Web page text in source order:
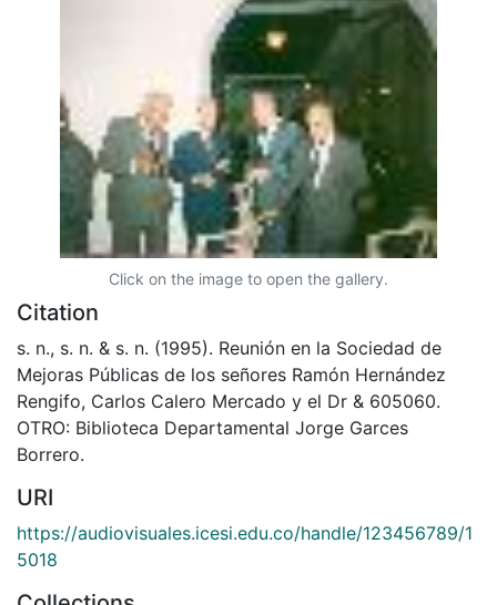
Click on the image to open the gallery.
Citation
s. n., s. n. & s. n. (1995). Reunión en la Sociedad de
Mejoras Públicas de los señores Ramón Hernández
Rengifo, Carlos Calero Mercado y el Dr & 605060.
OTRO: Biblioteca Departamental Jorge Garces
Borrero.
URI
https://audiovisuales.icesi.edu.co/handle/123456789/1
5018